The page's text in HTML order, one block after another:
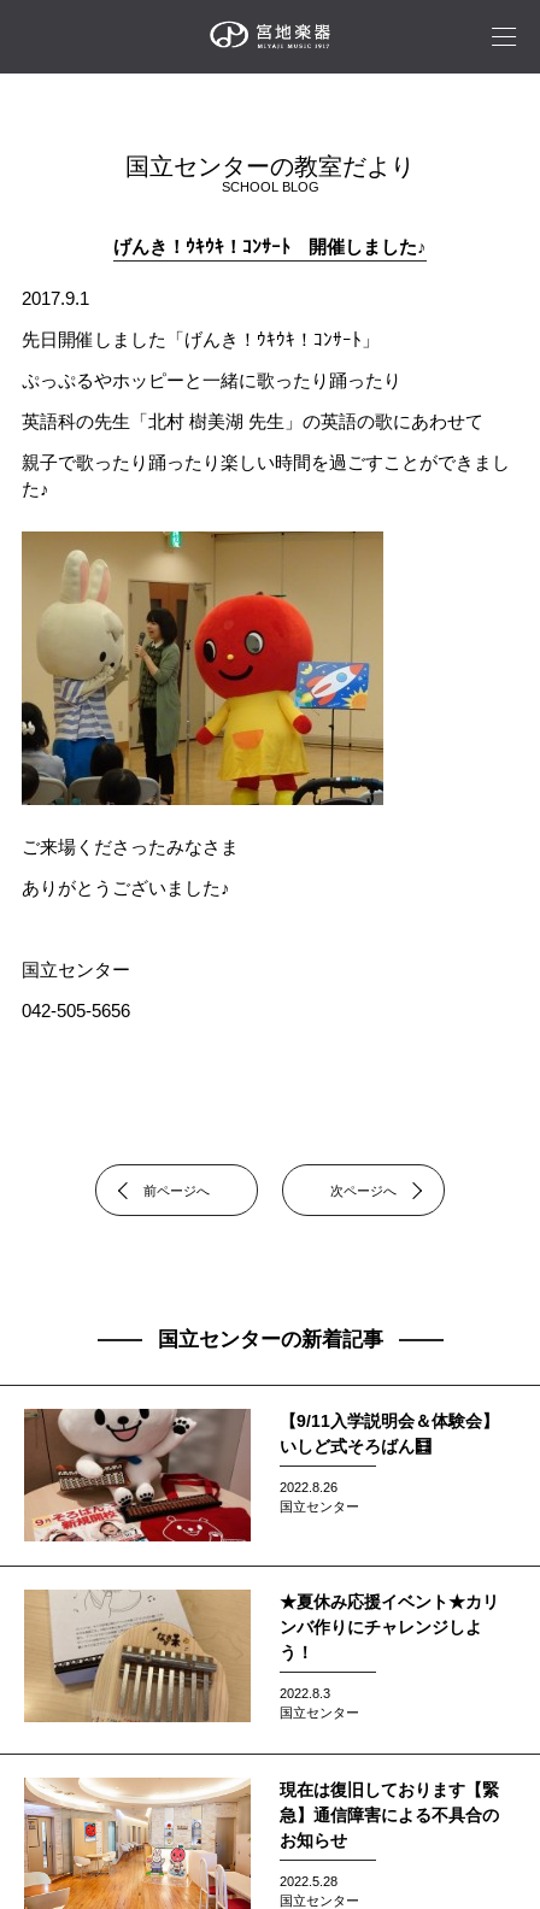
国立センターの教室だより
SCHOOL BLOG
げんき！ｳｷｳｷ！ｺﾝｻｰﾄ 開催しました♪
2017.9.1
先日開催しました「げんき！ｳｷｳｷ！ｺﾝｻｰﾄ」
ぷっぷるやホッピーと一緒に歌ったり踊ったり
英語科の先生「北村 樹美湖 先生」の英語の歌にあわせて
親子で歌ったり踊ったり楽しい時間を過ごすことができまし
た♪
ご来場くださったみなさま
ありがとうございました♪
国立センター
042-505-5656
前ページへ 次ページへ
国立センターの新着記事
【9/11入学説明会＆体験会】
いしど式そろばん🧮
2022.8.26
国立センター
★夏休み応援イベント★カリ
ンバ作りにチャレンジしよ
う！
2022.8.3
国立センター
現在は復旧しております【緊
急】通信障害による不具合の
お知らせ
2022.5.28
国立センター